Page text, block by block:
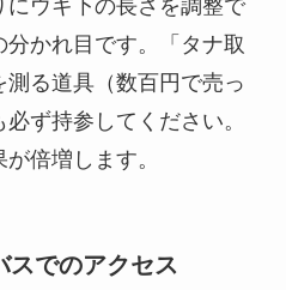
ウキ下の長さを調整で
かれ目です。「タナ取
測る道具（数百円で売っ
ず持参してください。
倍増します。
スでのアクセス